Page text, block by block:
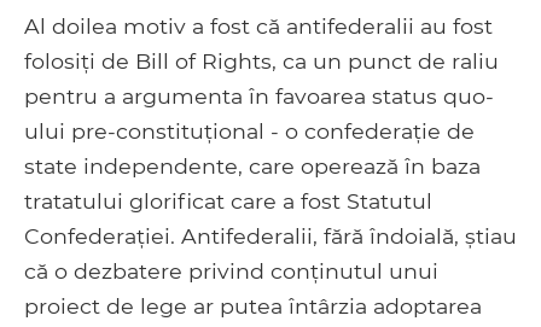
Al doilea motiv a fost că antifederalii au fost
folosiți de Bill of Rights, ca un punct de raliu
pentru a argumenta în favoarea status quo-
ului pre-constituțional - o confederație de
state independente, care operează în baza
tratatului glorificat care a fost Statutul
Confederației. Antifederalii, fără îndoială, știau
că o dezbatere privind conținutul unui
proiect de lege ar putea întârzia adoptarea